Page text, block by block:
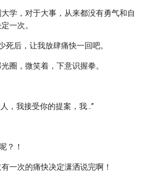
学，对于大事，从来都没有勇气和自
一次。
死后，让我放肆痛快一回吧。
圈，微笑着，下意识握拳。
，我接受你的提案，我...”
？！
一次的痛快决定潇洒说完啊！